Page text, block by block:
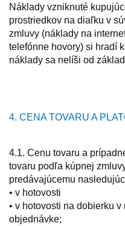
Náklady vzniknuté
prostriedkov na diaľku v
zmluvy (náklady na
telefónne hovory) si hradí
náklady sa nelíši od
4. CENA TOVARU A
4.1. Cenu tovaru a
tovaru podľa kúpnej
predávajúcemu
• v hotovosti
• v hotovosti na dobierku
objednávke;